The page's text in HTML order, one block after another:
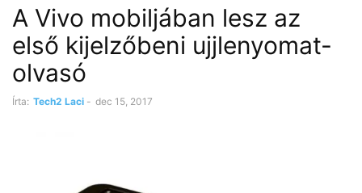
A Vivo mobiljában lesz az
első kijelzőbeni ujjlenyomat-
olvasó
Írta: Tech2 Laci - dec 15, 2017